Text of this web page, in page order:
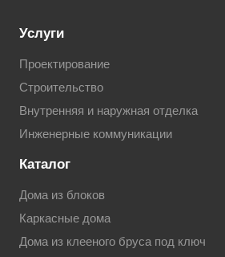
Услуги
Проектирование
Строительство
Внутренняя и наружная отделка
Инженерные коммуникации
Каталог
Дома из блоков
Каркасные дома
Дома из клееного бруса под ключ